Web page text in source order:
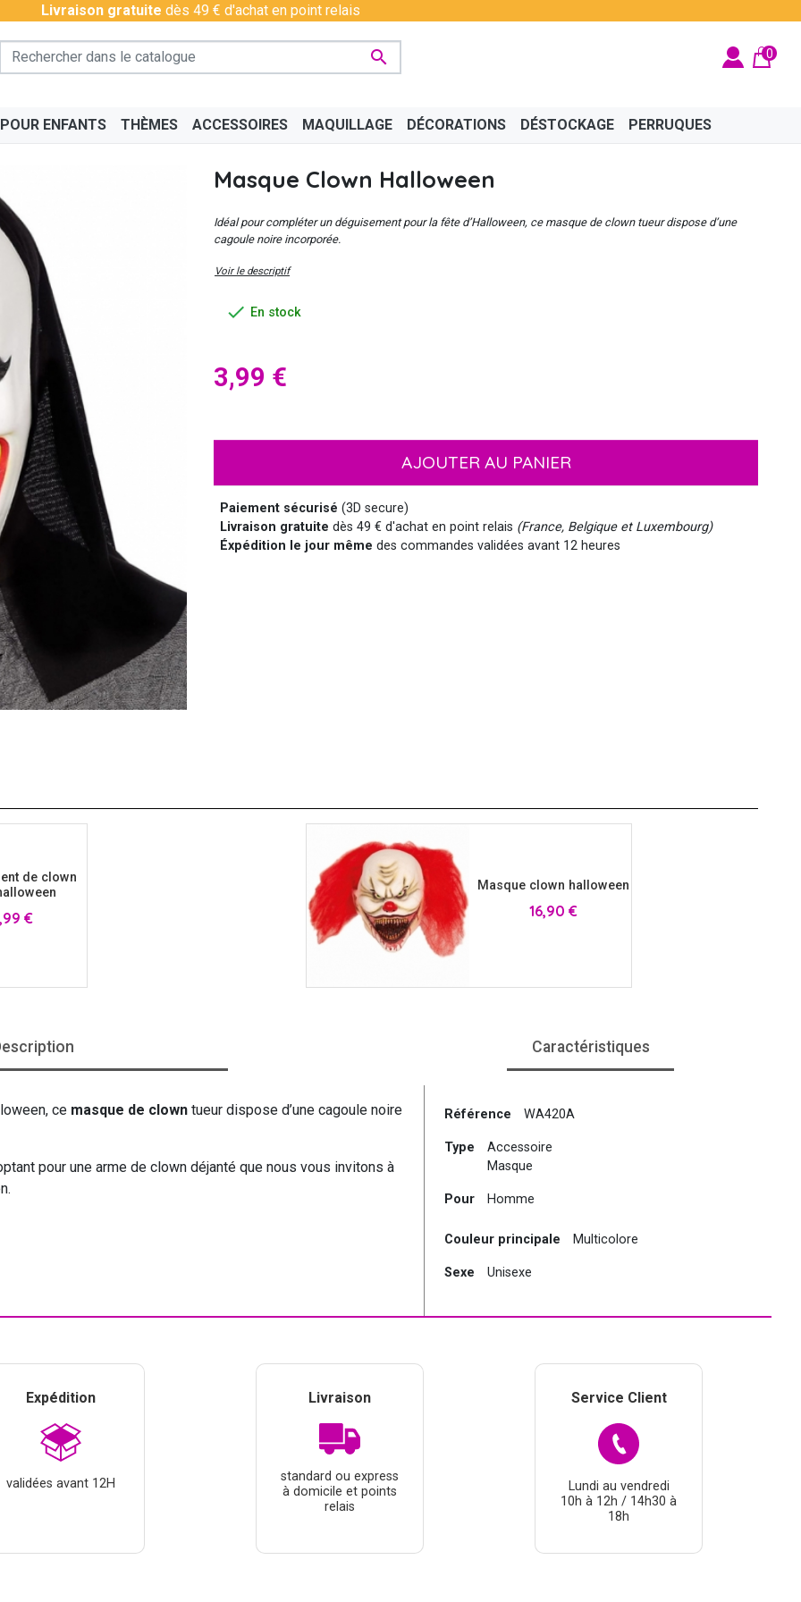
Livraison gratuite dès 49 € d'achat en point relais
 0
DISCO & CHARLESTON
HUMOUR
SUPER-HÉROS ET...
ENFANTS THÈMES
APÉRO BAVAROIS
DISCO
MANGA
SAINT NICOLAS
ACCESSOIRES
BAS - COLLANTS BOAS
HALLOWEEN
MAQUILLAGE DÉCORATIONS DÉSTOCKAGE PERRUQUES
Masque Clown Halloween
Idéal pour compléter un déguisement pour la fête d’Halloween, ce masque de clown tueur dispose d’une
cagoule noire incorporée.
Voir le descriptif
 En stock
3,99 €
AJOUTER AU PANIER
Paiement sécurisé (3D secure)
Livraison gratuite dès 49 € d'achat en point relais (France, Belgique et Luxembourg)
Éxpédition le jour même des commandes validées avant 12 heures
de clown
€
Masque clown halloween
Prix
16,90 €
ce masque de clown tueur dispose d’une cagoule noire
pour une arme de clown déjanté que nous vous invitons à
Caractéristiques
Référence WA420A
Type
Accessoire
Masque
Pour Homme
Couleur principale Multicolore
Sexe Unisexe
Expédition
validées avant 12H
Livraison
standard ou express
à domicile et points
relais
Service Client
Lundi au vendredi
10h à 12h / 14h30 à
18h